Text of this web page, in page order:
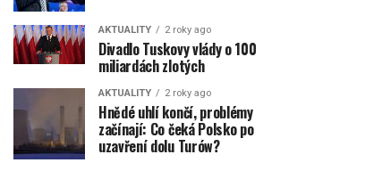
AKTUALITY 2 roky ago
Divadlo Tuskovy vlády o 100
miliardách zlotých
AKTUALITY 2 roky ago
Hnědé uhlí končí, problémy
začínají: Co čeká Polsko po
uzavření dolu Turów?